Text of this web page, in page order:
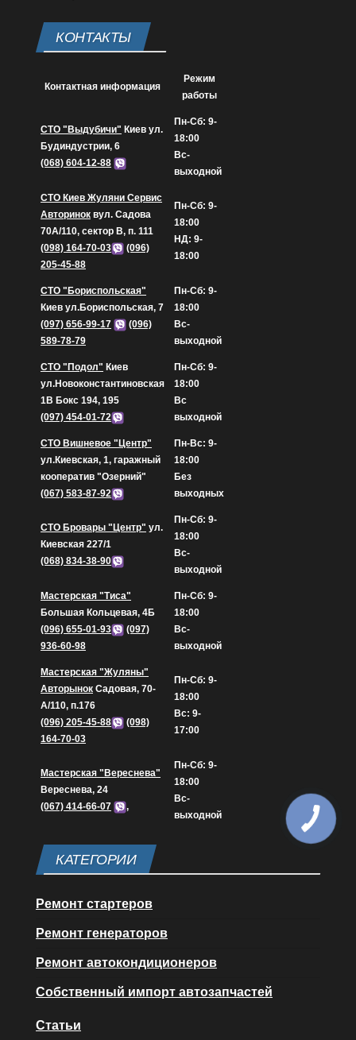
КОНТАКТЫ
Контактная информация
Режим
работы
СТО "Выдубичи" Киев ул.
Будиндустрии, 6
(068) 604-12-88
Пн-Сб: 9-
18:00
Вс-
выходной
СТО Киев Жуляни Сервис
Авторинок вул. Садова
70А/110, сектор В, п. 111
(098) 164-70-03
(096)
205-45-88
Пн-Сб: 9-
18:00
НД: 9-
18:00
СТО "Бориспольская"
Киев ул.Бориспольская, 7
(097) 656-99-17
(096)
589-78-79
Пн-Сб: 9-
18:00
Вс-
выходной
СТО "Подол" Киев
ул.Новоконстантиновская
1В Бокс 194, 195
(097) 454-01-72
Пн-Сб: 9-
18:00
Вс
выходной
СТО Вишневое "Центр"
ул.Киевская, 1, гаражный
кооператив "Озерний"
(067) 583-87-92
Пн-Вс: 9-
18:00
Без
выходных
СТО Бровары "Центр" ул.
Киевская 227/1
(068) 834-38-90
Пн-Сб: 9-
18:00
Вс-
выходной
Мастерская "Тиса"
Большая Кольцевая, 4Б
(096) 655-01-93
(097)
936-60-98
Пн-Сб: 9-
18:00
Вс-
выходной
Мастерская "Жуляны"
Авторынок Садовая, 70-
А/110, п.176
(096) 205-45-88
(098)
164-70-03
Пн-Сб: 9-
18:00
Вс: 9-
17:00
Мастерская "Вереснева"
Вереснева, 24
(067) 414-66-07
,
Пн-Сб: 9-
18:00
Вс-
выходной
КАТЕГОРИИ
Ремонт стартеров
Ремонт генераторов
Ремонт автокондиционеров
Собственный импорт автозапчастей
Статьи